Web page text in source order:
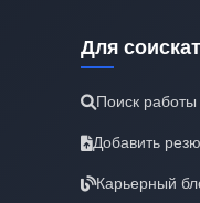
Для
Поиск работы
Добавить
Карьерный